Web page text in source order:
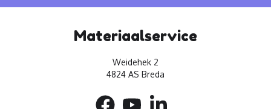
Materiaalservice
Weidehek 2
4824 AS Breda